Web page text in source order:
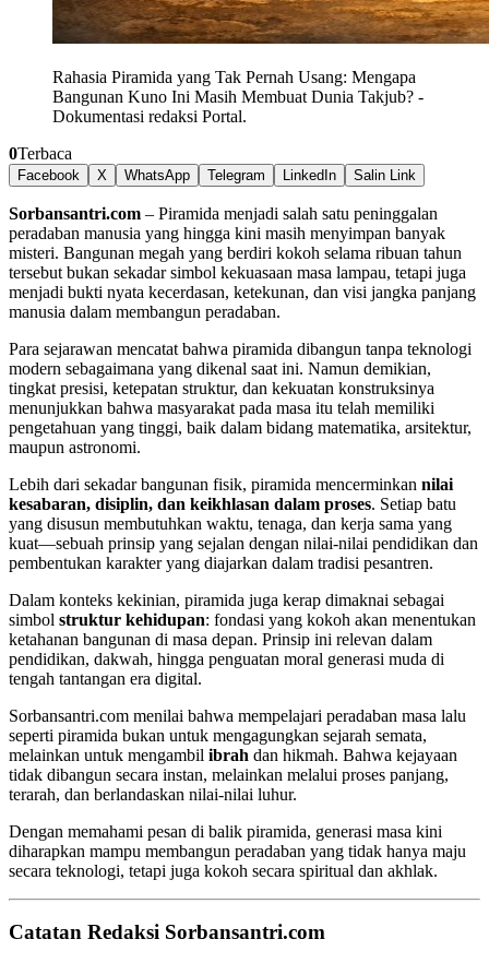
Rahasia Piramida yang Tak Pernah Usang: Mengapa
Bangunan Kuno Ini Masih Membuat Dunia Takjub? -
Dokumentasi redaksi Portal.
0Terbaca
Facebook X WhatsApp Telegram LinkedIn Salin Link
Sorbansantri.com – Piramida menjadi salah satu peninggalan
peradaban manusia yang hingga kini masih menyimpan banyak
misteri. Bangunan megah yang berdiri kokoh selama ribuan tahun
tersebut bukan sekadar simbol kekuasaan masa lampau, tetapi juga
menjadi bukti nyata kecerdasan, ketekunan, dan visi jangka panjang
manusia dalam membangun peradaban.
Para sejarawan mencatat bahwa piramida dibangun tanpa teknologi
modern sebagaimana yang dikenal saat ini. Namun demikian,
tingkat presisi, ketepatan struktur, dan kekuatan konstruksinya
menunjukkan bahwa masyarakat pada masa itu telah memiliki
pengetahuan yang tinggi, baik dalam bidang matematika, arsitektur,
maupun astronomi.
Lebih dari sekadar bangunan fisik, piramida mencerminkan nilai
kesabaran, disiplin, dan keikhlasan dalam proses. Setiap batu
yang disusun membutuhkan waktu, tenaga, dan kerja sama yang
kuat—sebuah prinsip yang sejalan dengan nilai-nilai pendidikan dan
pembentukan karakter yang diajarkan dalam tradisi pesantren.
Dalam konteks kekinian, piramida juga kerap dimaknai sebagai
simbol struktur kehidupan: fondasi yang kokoh akan menentukan
ketahanan bangunan di masa depan. Prinsip ini relevan dalam
pendidikan, dakwah, hingga penguatan moral generasi muda di
tengah tantangan era digital.
Sorbansantri.com menilai bahwa mempelajari peradaban masa lalu
seperti piramida bukan untuk mengagungkan sejarah semata,
melainkan untuk mengambil ibrah dan hikmah. Bahwa kejayaan
tidak dibangun secara instan, melainkan melalui proses panjang,
terarah, dan berlandaskan nilai-nilai luhur.
Dengan memahami pesan di balik piramida, generasi masa kini
diharapkan mampu membangun peradaban yang tidak hanya maju
secara teknologi, tetapi juga kokoh secara spiritual dan akhlak.
Catatan Redaksi Sorbansantri.com